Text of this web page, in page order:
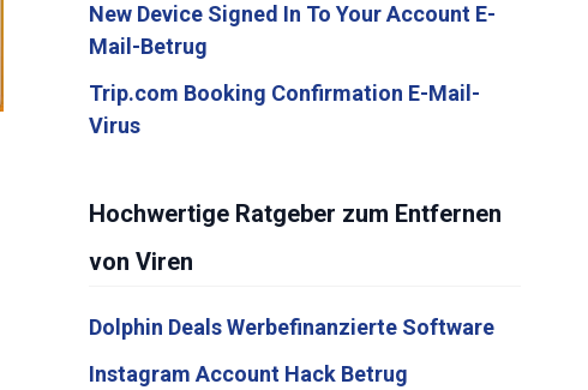
New Device Signed In To Your Account E-
Mail-Betrug
Trip.com Booking Confirmation E-Mail-
Virus
Hochwertige Ratgeber zum Entfernen
von Viren
Dolphin Deals Werbefinanzierte Software
Instagram Account Hack Betrug